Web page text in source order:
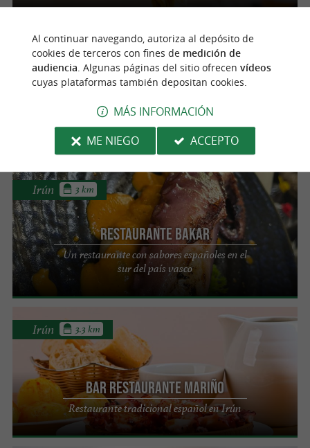
Ballestanea by Carlos Echevarria
Una experiencia gastronómica única en un
restaurante familiar en Hondarribia.
Fuenterrabía
Restaurante BAKAR
Un restaurante con sabores españoles en el
sur del país vasco
Irún 3 km
Bar Restaurante Mariño
Restaurante tradicional español en Irún
Irún 3.3 km
Al continuar navegando, autoriza al depósito de
cookies de terceros con fines de medición de
audiencia. Algunas páginas del sitio ofrecen vídeos
cuyas plataformas también depositan cookies.
MÁS INFORMACIÓN
ME NIEGO
ACCEPTO